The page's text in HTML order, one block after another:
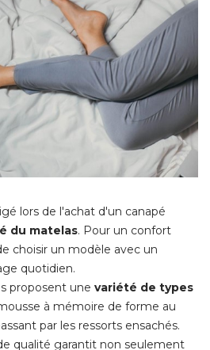
lors de l'achat d'un canapé
du matelas. Pour un confort
choisir un modèle avec un
quotidien.
proposent une variété de types
à mémoire de forme au
par les ressorts ensachés.
qualité garantit non seulement